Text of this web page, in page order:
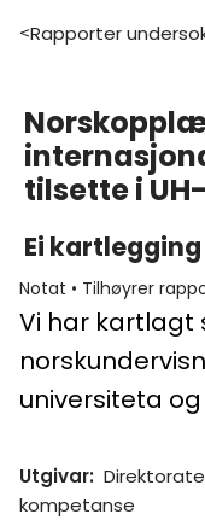
>
tilsette i
Ei kartlegging
Notat • Tilhøyrer
Vi har kartlagt
universiteta
Utgivar:
kompetanse